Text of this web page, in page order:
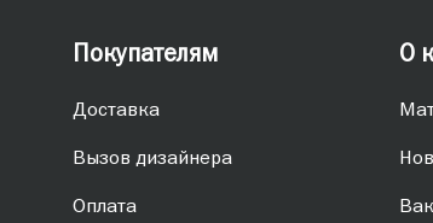
Покупателям
Доставка
Вызов дизайнера
Оплата
О